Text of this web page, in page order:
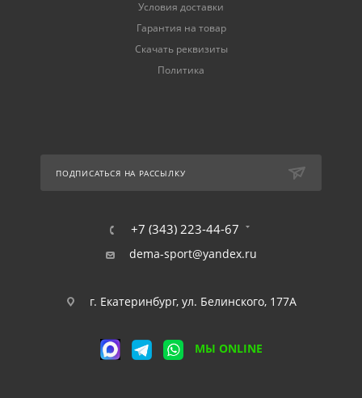
Условия доставки
Гарантия на товар
Скачать реквизиты
Политика
ПОДПИСАТЬСЯ НА РАССЫЛКУ
+7 (343) 223-44-67
dema-sport@yandex.ru
г. Екатеринбург, ул. Белинского, 177А
МЫ ONLINE